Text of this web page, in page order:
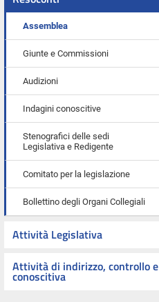
Assemblea
Giunte e Commissioni
Audizioni
Indagini conoscitive
Stenografici delle sedi
Legislativa e Redigente
Comitato per la legislazione
Bollettino degli Organi Collegiali
Attività Legislativa
Attività di indirizzo, controllo e
conoscitiva